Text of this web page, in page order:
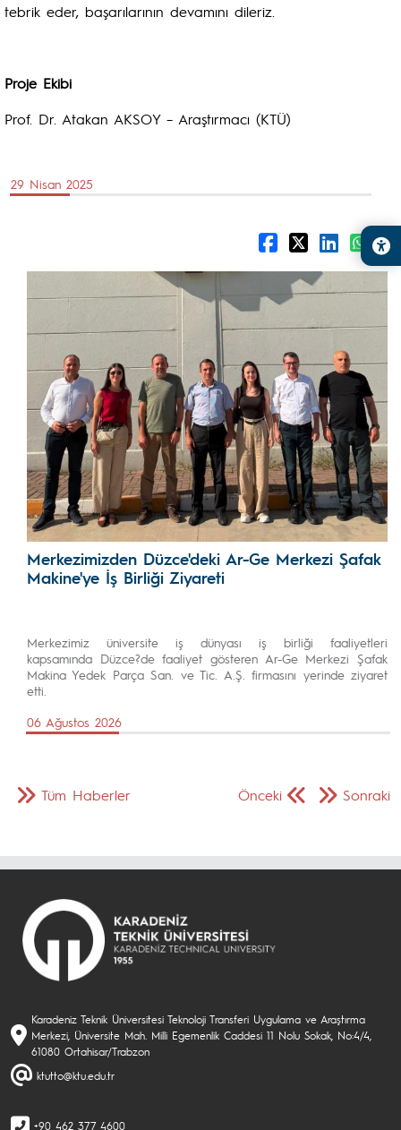
tebrik eder, başarılarının devamını dileriz.
Proje Ekibi
Prof. Dr. Atakan AKSOY – Araştırmacı (KTÜ)
29 Nisan 2025
Merkezimizden Düzce'deki Ar-Ge Merkezi Şafak
Makine'ye İş Birliği Ziyareti
Merkezimiz üniversite iş dünyası iş birliği faaliyetleri
kapsamında Düzce?de faaliyet gösteren Ar-Ge Merkezi Şafak
Makina Yedek Parça San. ve Tic. A.Ş. firmasını yerinde ziyaret
etti.
06 Ağustos 2026
Önceki Sonraki
Tüm Haberler
Karadeniz Teknik Üniversitesi Teknoloji Transferi Uygulama ve Araştırma
Merkezi, Üniversite Mah. Milli Egemenlik Caddesi 11 Nolu Sokak, No:4/4,
61080 Ortahisar/Trabzon
ktutto@ktu.edu.tr
+90 462 377 4600